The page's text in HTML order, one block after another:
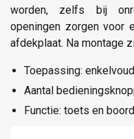
worden, zelfs bij
openingen zorgen voor
afdekplaat. Na montage
Toepassing:
Aantal
Functie: toets en
Materiaal